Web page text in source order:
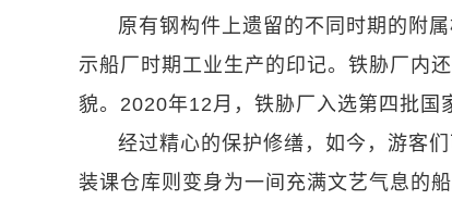
原有钢构件上遗留的不同时期的附
示船厂时期工业生产的印记。铁胁厂内
貌。2020年12月，铁胁厂入选第四批国
经过精心的保护修缮，如今，游客
装课仓库则变身为一间充满文艺气息的船